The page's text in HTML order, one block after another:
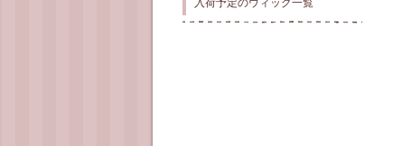
入荷予定のウィッグ一覧